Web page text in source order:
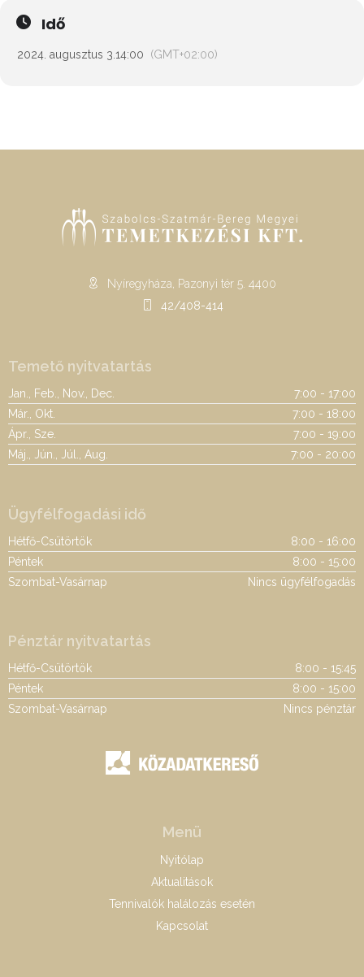
Idő
2024. augusztus 3. 14:00 (GMT+02:00)
Nyíregyháza, Pazonyi tér 5. 4400
42/408-414
Temető nyitvatartás
Jan., Feb., Nov., Dec.
7:00 - 17:00
Már., Okt.
7:00 - 18:00
Ápr., Sze.
7:00 - 19:00
Máj., Jún., Júl., Aug.
7:00 - 20:00
Ügyfélfogadási idő
Hétfő-Csütörtök
8:00 - 16:00
Péntek
8:00 - 15:00
Szombat-Vasárnap
Nincs ügyfélfogadás
Pénztár nyitvatartás
Hétfő-Csütörtök
8:00 - 15:45
Péntek
8:00 - 15:00
Szombat-Vasárnap
Nincs pénztár
Menü
Nyitólap
Aktualitások
Tennivalók halálozás esetén
Kapcsolat